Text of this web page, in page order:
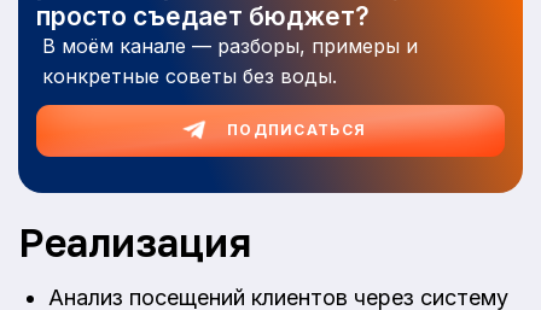
просто съедает бюджет?
В моём канале — разборы, примеры и
конкретные советы без воды.
ПОДПИСАТЬСЯ
Реализация
Анализ посещений клиентов через систему